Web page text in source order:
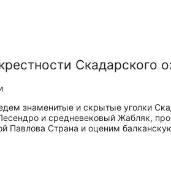
Скадарского
знаменитые и скрытые уголки
и средневековый Жабляк,
Павлова Страна и оценим